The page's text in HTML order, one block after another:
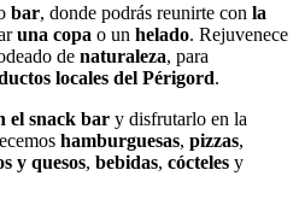
bar, donde podrás reunirte con la
una copa o un helado. Rejuvenece
de naturaleza, para
locales del Périgord.
el snack bar y disfrutarlo en la
hamburguesas, pizzas,
y quesos, bebidas, cócteles y